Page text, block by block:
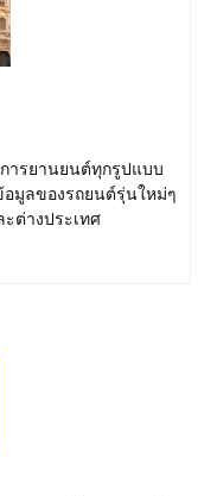
ารยานยนต์ทุกรูปแบบ
มูลของรถยนต์รุ่นใหม่ๆ
ต่างประเทศ